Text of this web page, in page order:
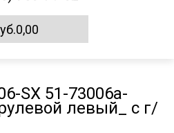
SX 51-73006a-
левый_ с г/